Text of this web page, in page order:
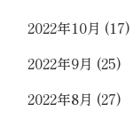
2022年10月 (17)
2022年9月 (25)
2022年8月 (27)